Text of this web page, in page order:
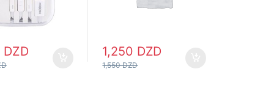
DZD 1,250 DZD
1,550DZD